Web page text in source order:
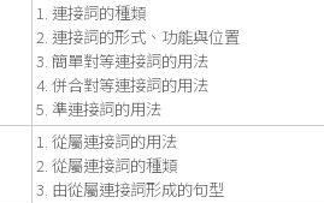
1. 連接詞的種類
2. 連接詞的形式、功能與位置
3. 簡單對等連接詞的用法
4. 併合對等連接詞的用法
5. 準連接詞的用法
1. 從屬連接詞的用法
2. 從屬連接詞的種類
3. 由從屬連接詞形成的句型